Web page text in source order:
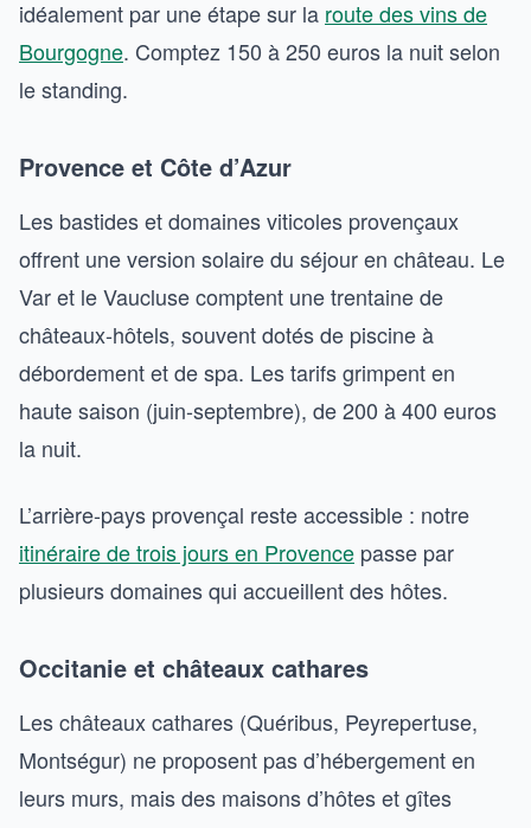
idéalement par une étape sur la route des vins de
Bourgogne. Comptez 150 à 250 euros la nuit selon
le standing.
Provence et Côte d’Azur
Les bastides et domaines viticoles provençaux
offrent une version solaire du séjour en château. Le
Var et le Vaucluse comptent une trentaine de
châteaux-hôtels, souvent dotés de piscine à
débordement et de spa. Les tarifs grimpent en
haute saison (juin-septembre), de 200 à 400 euros
la nuit.
L’arrière-pays provençal reste accessible : notre
itinéraire de trois jours en Provence passe par
plusieurs domaines qui accueillent des hôtes.
Occitanie et châteaux cathares
Les châteaux cathares (Quéribus, Peyrepertuse,
Montségur) ne proposent pas d’hébergement en
leurs murs, mais des maisons d’hôtes et gîtes